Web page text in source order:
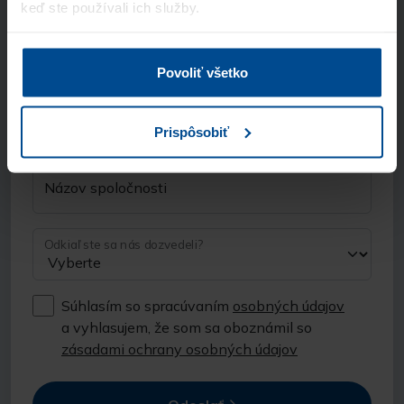
keď ste používali ich služby.
Povoliť všetko
Prispôsobiť
E-mail
Názov spoločnosti
Odkiaľ ste sa nás dozvedeli?
Súhlasím so spracúvaním osobných údajov
a vyhlasujem, že som sa oboznámil so
zásadami ochrany osobných údajov